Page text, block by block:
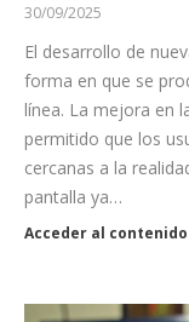
30/09/2025
El desarrollo de
forma en que se
línea. La mejora en
permitido que los
cercanas a la
pantalla ya…
Acceder al contenido